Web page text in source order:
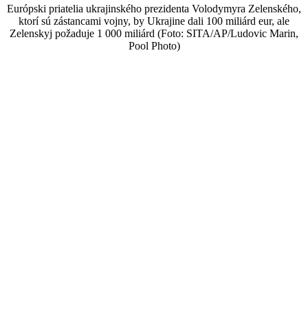
Európski priatelia ukrajinského prezidenta Volodymyra Zelenského,
ktorí sú zástancami vojny, by Ukrajine dali 100 miliárd eur, ale
Zelenskyj požaduje 1 000 miliárd (Foto: SITA/AP/Ludovic Marin,
Pool Photo)